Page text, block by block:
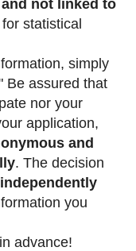
not linked to
statistical
simply
Be assured that
nor your
application,
and
. The decision
independently
you
advance!